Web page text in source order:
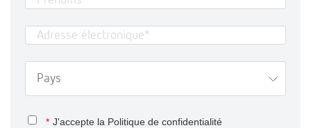
* J'accepte la Politique de confidentialité